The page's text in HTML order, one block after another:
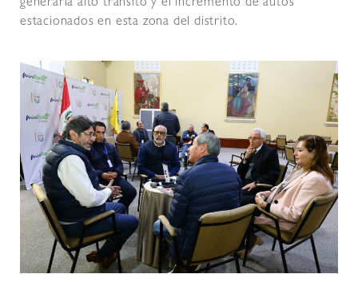
generaría alto tránsito y el incremento de autos
estacionados en esta zona del distrito.